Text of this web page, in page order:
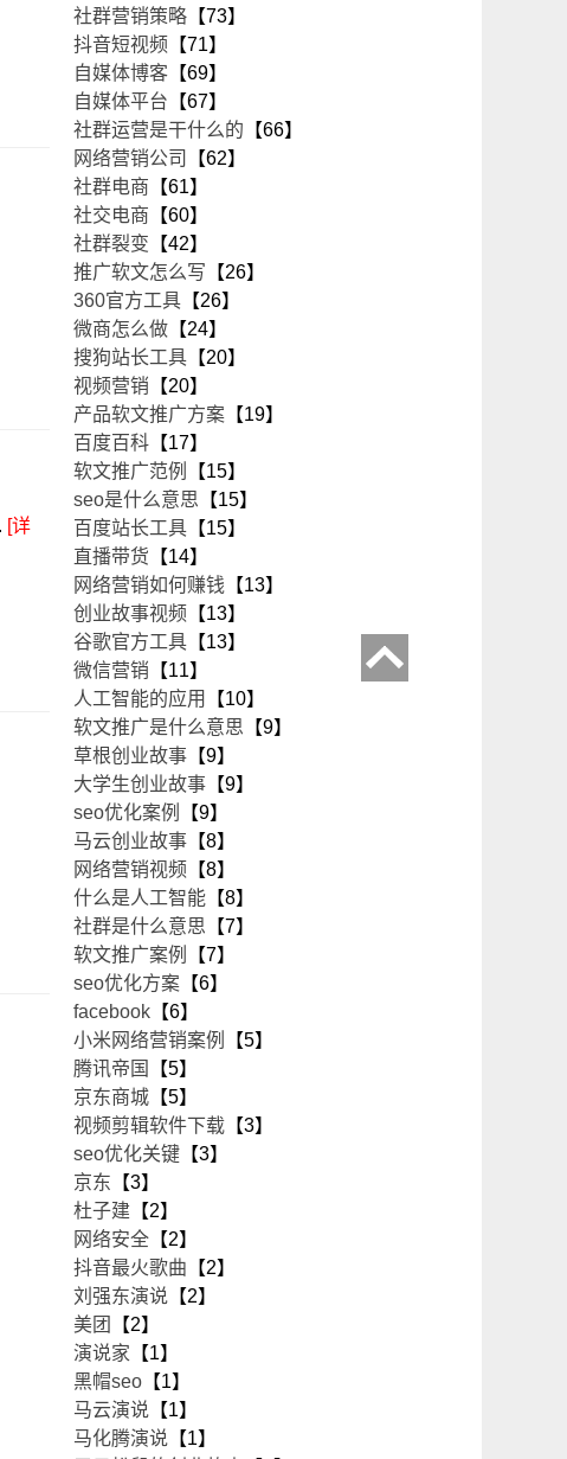
[详
社群营销策略 【73】
抖音短视频 【71】
自媒体博客 【69】
自媒体平台 【67】
社群运营是干什么的 【66】
网络营销公司
【62】
社群电商 【61】
社交电商 【60】
社群裂变 【42】
推广软文怎么写 【26】
360官方工具 【26】
微商怎么做 【24】
搜狗站长工具 【20】
视频营销 【20】
产品软文推广方案 【19】
百度百科 【17】
软文推广范例
【15】
seo是什么意思 【15】
百度站长工具 【15】
直播带货 【14】
网络营销如何赚钱 【13】
创业故事视频 【13】
谷歌官方工具 【13】
微信营销 【11】
人工智能的应用
【10】
软文推广是什么意思 【9】
草根创业故事 【9】
大学生创业故事 【9】
seo优化案例
【9】
马云创业故事 【8】
网络营销视频 【8】
什么是人工智能 【8】
社群是什么意思 【7】
软文推广案例
【7】
seo优化方案 【6】
facebook 【6】
小米网络营销案例
【5】
腾讯帝国
【5】
京东商城 【5】
视频剪辑软件下载 【3】
seo优化关键 【3】
京东 【3】
杜子建 【2】
网络安全 【2】
抖音最火歌曲 【2】
刘强东演说 【2】
美团
【2】
演说家 【1】
黑帽seo 【1】
马云演说 【1】
马化腾演说 【1】